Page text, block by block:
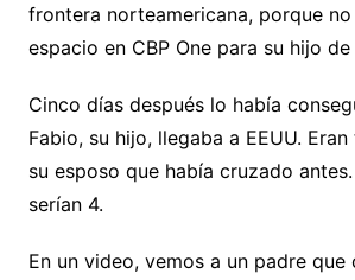
frontera norteamericana, porque
espacio en CBP One para su hijo de
Cinco días después lo había
Fabio, su hijo, llegaba a EEUU.
su esposo que había cruzado
serían 4.
En un video, vemos a un padre que